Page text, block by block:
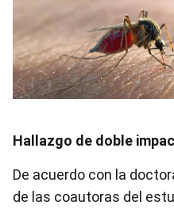
Hallazgo de doble
De acuerdo con la
de las coautoras del